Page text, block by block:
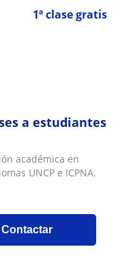
1ª clase gratis
a estudiantes
académica en
UNCP e ICPNA.
Contactar